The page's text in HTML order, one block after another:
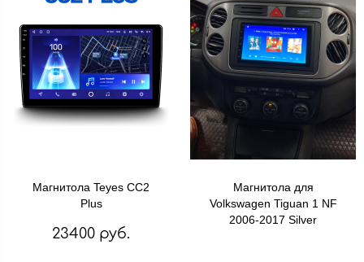
Магнитола Teyes CC2
Plus
23400 руб.
Магнитола для
Volkswagen Tiguan 1 NF
2006-2017 Silver